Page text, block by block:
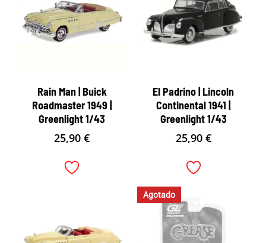
Rain Man | Buick
Roadmaster 1949 |
Greenlight 1/43
25,90€
El Padrino | Lincoln
Continental 1941 |
Greenlight 1/43
25,90 €
Agotado